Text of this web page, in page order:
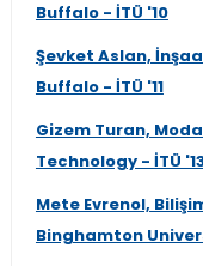
Buffalo - İTÜ '10
Şevket Aslan,
Buffalo - İTÜ '11
Gizem Turan,
Technology - İTÜ
Mete Evrenol,
Binghamton